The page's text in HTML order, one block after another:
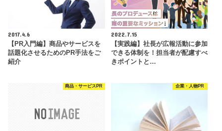
2017.4.6
【PR入門編】商品やサービスを
話題化させるためのPR手法をご
紹介
2022.7.15
【実践編】社長が広報活動に参加
できる体制を！担当者が配慮すべ
きポイントと…
商品・サービスPR 企業・人物PR